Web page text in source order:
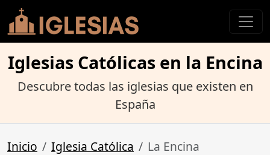
Iglesias Católicas en la Encina
Descubre todas las iglesias que existen en
España
Inicio Iglesia Católica La Encina